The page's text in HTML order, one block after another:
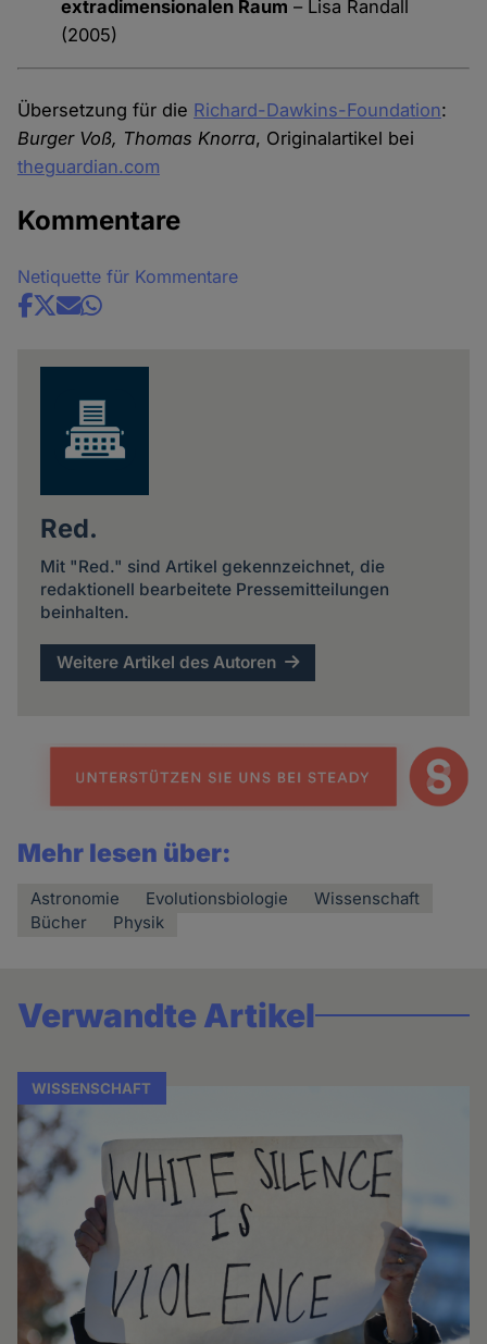
extradimensionalen Raum – Lisa Randall
(2005)
Übersetzung für die Richard-Dawkins-Foundation:
Burger Voß, Thomas Knorra, Originalartikel bei
theguardian.com
Kommentare
Netiquette für Kommentare
Share
Red.
Mit "Red." sind Artikel gekennzeichnet, die
redaktionell bearbeitete Pressemitteilungen
beinhalten.
Weitere Artikel des Autoren
Mehr lesen über:
Astronomie Evolutionsbiologie
Wissenschaft
Bücher
Physik
Verwandte Artikel
WISSENSCHAFT